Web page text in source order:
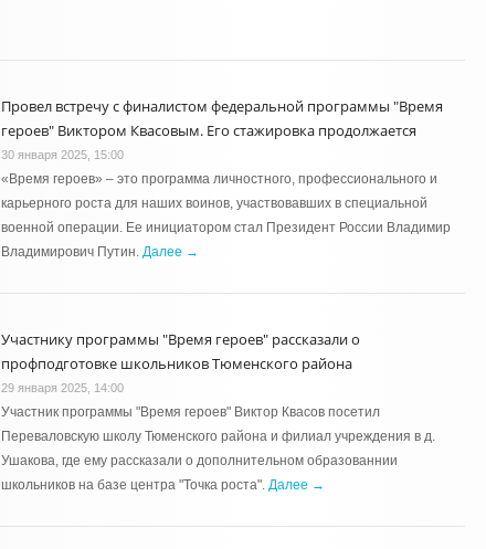
Провел встречу с финалистом федеральной программы "Время
героев" Виктором Квасовым. Его стажировка продолжается
30 января 2025, 15:00
«Время героев» – это программа личностного, профессионального и
карьерного роста для наших воинов, участвовавших в специальной
военной операции. Ее инициатором стал Президент России Владимир
Владимирович Путин. Далее →
Участнику программы "Время героев" рассказали о
профподготовке школьников Тюменского района
29 января 2025, 14:00
Участник программы "Время героев" Виктор Квасов посетил
Переваловскую школу Тюменского района и филиал учреждения в д.
Ушакова, где ему рассказали о дополнительном образованнии
школьников на базе центра "Точка роста". Далее →